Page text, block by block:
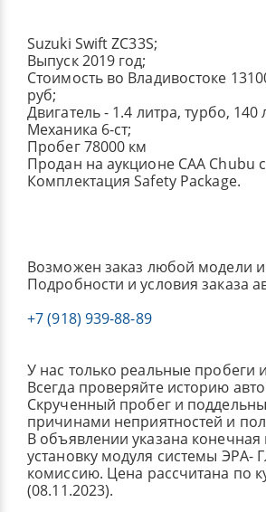
Suzuki Swift ZC33S;
Выпуск 2019 год;
Стоимость во Владивостоке
руб;
Двигатель - 1.4 литра, турбо, 140
Механика 6-ст;
Пробег 78000 км
Продан на аукционе CAA Chubu
Комплектация Safety Package.
Возможен заказ любой модели
Подробности и условия заказа
+7 (918) 939-88-89
У нас только реальные пробеги
Всегда проверяйте историю
Скрученный пробег и
причинами неприятностей и
В объявлении указана
установку модуля системы ЭРА-
комиссию. Цена рассчитана по
(08.11.2023).